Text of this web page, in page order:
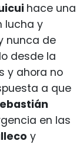
hace una
lucha y
nunca de
desde la
y ahora no
a que
en las
y